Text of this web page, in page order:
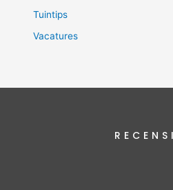
Tuintips
Vacatures